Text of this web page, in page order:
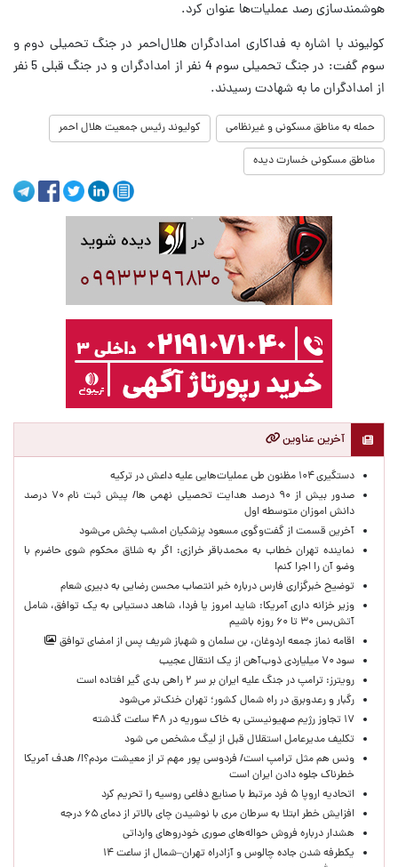
هوشمندسازی رصد عملیات‌ها عنوان کرد.
کولیوند با اشاره به فداکاری امدادگران هلال‌احمر در جنگ‌ تحمیلی دوم و
سوم گفت: در جنگ تحمیلی سوم 4 نفر از امدادگران و در جنگ قبلی 5 نفر
از امدادگران ما به شهادت رسیدند.
حمله به مناطق مسکونی و غیرنظامی کولیوند رئیس جمعیت هلال احمر
مناطق مسکونی خسارت دیده
آخرین عناوین
دستگیری ۱۰۴ مظنون طی عملیات‌هایی علیه داعش در ترکیه
صدور بیش از ۹۰ درصد هدایت تحصیلی نهمی ها/ پیش ثبت نام ۷۰ درصد
دانش اموزان متوسطه اول
آخرین قسمت از گفت‌وگوی مسعود پزشکیان امشب پخش می‌شود
نماینده تهران خطاب به محمدباقر خرازی: اگر به شلاق محکوم شوی حاضرم با
وضو آن را اجرا کنم!
توضیح خبرگزاری فارس درباره خبر انتصاب محسن رضایی به دبیری شعام
وزیر خزانه داری آمریکا: شاید امروز یا فردا، شاهد دستیابی به یک توافق، شامل
آتش‌بس ۳۰ تا ۶۰ روزه باشیم
اقامه نماز جمعه اردوغان، بن ‌سلمان و شهباز شریف پس از امضای توافق
سود ۷۰ میلیاردی ذوب‌آهن از یک انتقال عجیب
رویترز: ترامپ در جنگ علیه ایران بر سر ۲ راهی بدی گیر افتاده است
رگبار و رعدوبرق در راه شمال کشور؛ تهران خنک‌تر می‌شود
۱۷ تجاوز رژیم صهیونیستی به خاک سوریه در ۴۸ ساعت گذشته
تکلیف مدیرعامل استقلال قبل از لیگ مشخص می شود
ونس هم مثل ترامپ است/ فردوسی پور مهم تر از معیشت مردم؟!/ هدف آمریکا
خطرناک جلوه دادن ایران است
اتحادیه اروپا ۵ فرد مرتبط با صنایع دفاعی روسیه را تحریم کرد
افزایش خطر ابتلا به سرطان مری با نوشیدن چای بالاتر از دمای ۶۵ درجه
هشدار درباره فروش حواله‌های صوری خودروهای وارداتی
یکطرفه شدن جاده چالوس و آزادراه تهران–شمال از ساعت ۱۴